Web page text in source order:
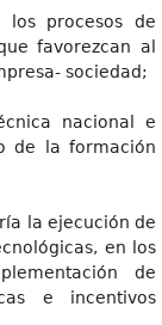
procesos de
favorezcan al
sociedad;
nacional e
de la formación
la ejecución de
en los
de
e incentivos